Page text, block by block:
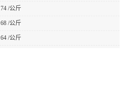
74 /公斤
68 /公斤
64 /公斤